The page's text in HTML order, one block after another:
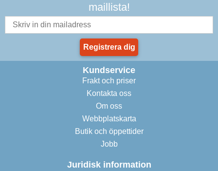
maillista!
Registrera dig
Kundservice
Frakt och priser
Kontakta oss
Om oss
Webbplatskarta
Butik och öppettider
Jobb
Juridisk information